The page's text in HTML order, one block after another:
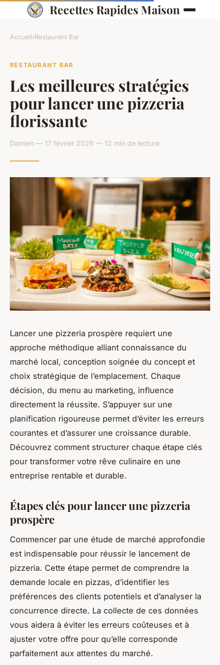
Recettes Rapides Maison
Accueil›Restaurant Bar
RESTAURANT BAR
Les meilleures stratégies
pour lancer une pizzeria
florissante
Damien — 17 février 2026 — 12 min de lecture
Lancer une pizzeria prospère requiert une
approche méthodique alliant connaissance du
marché local, conception soignée du concept et
choix stratégique de l’emplacement. Chaque
décision, du menu au marketing, influence
directement la réussite. S’appuyer sur une
planification rigoureuse permet d’éviter les erreurs
courantes et d’assurer une croissance durable.
Découvrez comment structurer chaque étape clés
pour transformer votre rêve culinaire en une
entreprise rentable et durable.
Étapes clés pour lancer une pizzeria
prospère
Commencer par une étude de marché approfondie
est indispensable pour réussir le lancement de
pizzeria. Cette étape permet de comprendre la
demande locale en pizzas, d’identifier les
préférences des clients potentiels et d’analyser la
concurrence directe. La collecte de ces données
vous aidera à éviter les erreurs coûteuses et à
ajuster votre offre pour qu’elle corresponde
parfaitement aux attentes du marché.